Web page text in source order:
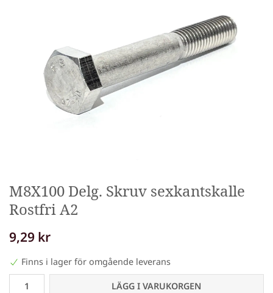
M8X100 Delg. Skruv sexkantskalle
Rostfri A2
9,29 kr
Finns i lager för omgående leverans
LÄGG I VARUKORGEN